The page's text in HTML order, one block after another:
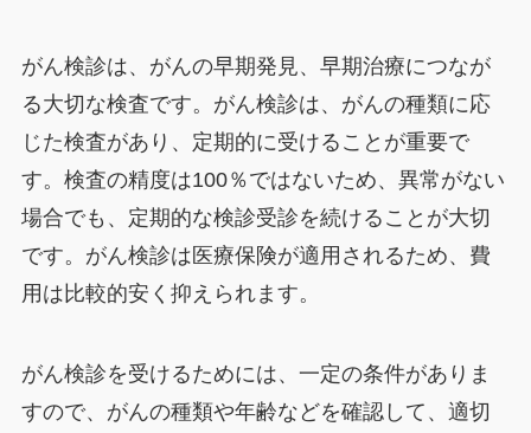
がん検診は、がんの早期発見、早期治療につなが
る大切な検査です。がん検診は、がんの種類に応
じた検査があり、定期的に受けることが重要で
す。検査の精度は100％ではないため、異常がない
場合でも、定期的な検診受診を続けることが大切
です。がん検診は医療保険が適用されるため、費
用は比較的安く抑えられます。
がん検診を受けるためには、一定の条件がありま
すので、がんの種類や年齢などを確認して、適切